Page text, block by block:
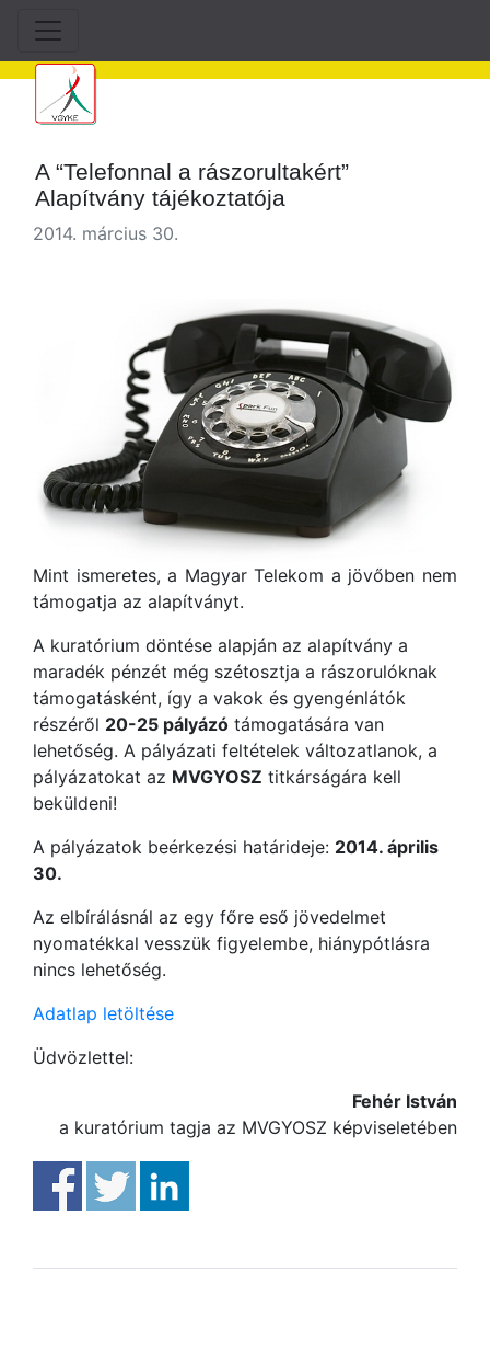
A “Telefonnal a rászorultakért”
Alapítvány tájékoztatója
2014. március 30.
Mint ismeretes, a Magyar Telekom a jövőben nem
támogatja az alapítványt.
A kuratórium döntése alapján az alapítvány a
maradék pénzét még szétosztja a rászorulóknak
támogatásként, így a vakok és gyengénlátók
részéről 20-25 pályázó támogatására van
lehetőség. A pályázati feltételek változatlanok, a
pályázatokat az MVGYOSZ titkárságára kell
beküldeni!
A pályázatok beérkezési határideje: 2014. április
30.
Az elbírálásnál az egy főre eső jövedelmet
nyomatékkal vesszük figyelembe, hiánypótlásra
nincs lehetőség.
Adatlap letöltése
Üdvözlettel:
Fehér István
a kuratórium tagja az MVGYOSZ képviseletében